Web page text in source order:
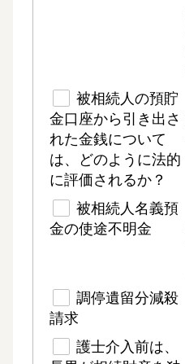
被相続人の預貯
金口座から引き出さ
れた金銭について
は、どのように法的
に評価されるか？
被相続人名義預
金の使途不明金
調停遺留分減殺
請求
護士介入前は、